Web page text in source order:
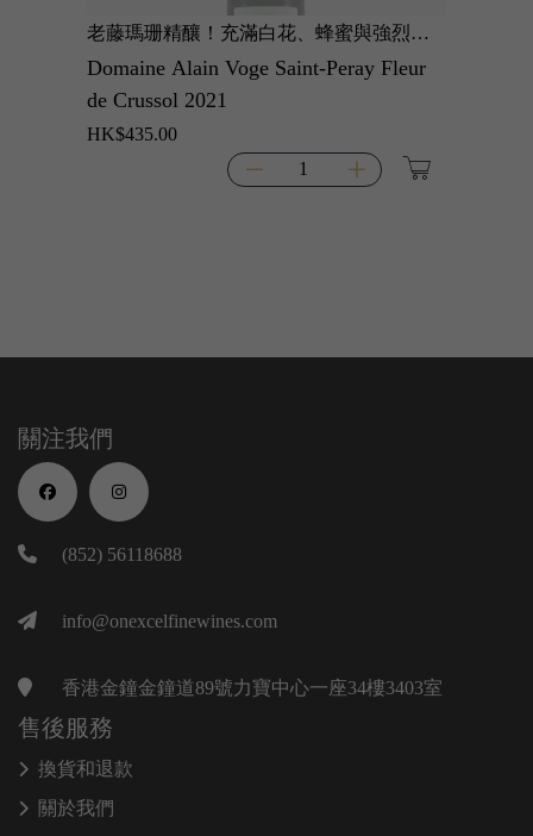
老藤瑪珊精釀！充滿白花、蜂蜜與強烈礦
物感嘅北隆河優雅白酒。
Domaine Alain Voge Saint-Peray Fleur
de Crussol 2021
HK$435.00
關注我們
(852) 56118688
info@onexcelfinewines.com
香港金鐘金鐘道89號力寶中心一座34樓3403室
售後服務
換貨和退款
關於我們